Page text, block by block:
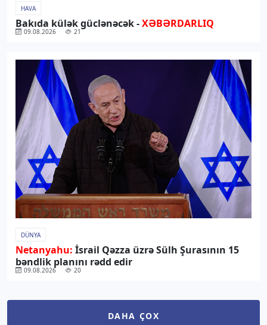
HAVA
Bakıda külək güclənəcək -XƏBƏRDARLIQ
09.08.2026 21
DÜNYA
Netanyahu: İsrail Qəzza üzrə Sülh Şurasının 15
bəndlik planını rədd edir
09.08.2026 20
DAHA ÇOX